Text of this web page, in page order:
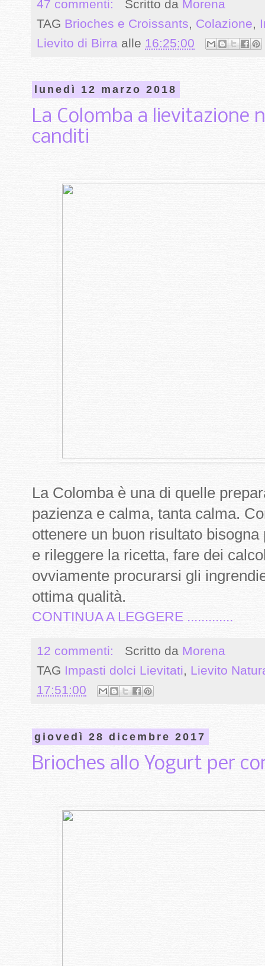
47 commenti: Scritto da Morena
TAG Brioches e Croissants, Colazione,
Lievito di Birra alle 16:25:00
lunedì 12 marzo 2018
La Colomba a lievitazione
canditi
La Colomba è una di quelle
pazienza e calma, tanta calma.
ottenere un buon risultato
e rileggere la ricetta, fare dei
ovviamente procurarsi gli
ottima qualità.
CONTINUA A LEGGERE .............
12 commenti: Scritto da Morena
TAG Impasti dolci Lievitati, Lievito
17:51:00
giovedì 28 dicembre 2017
Brioches allo Yogurt per